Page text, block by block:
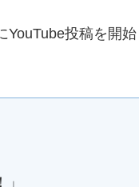
YouTube投稿を開始